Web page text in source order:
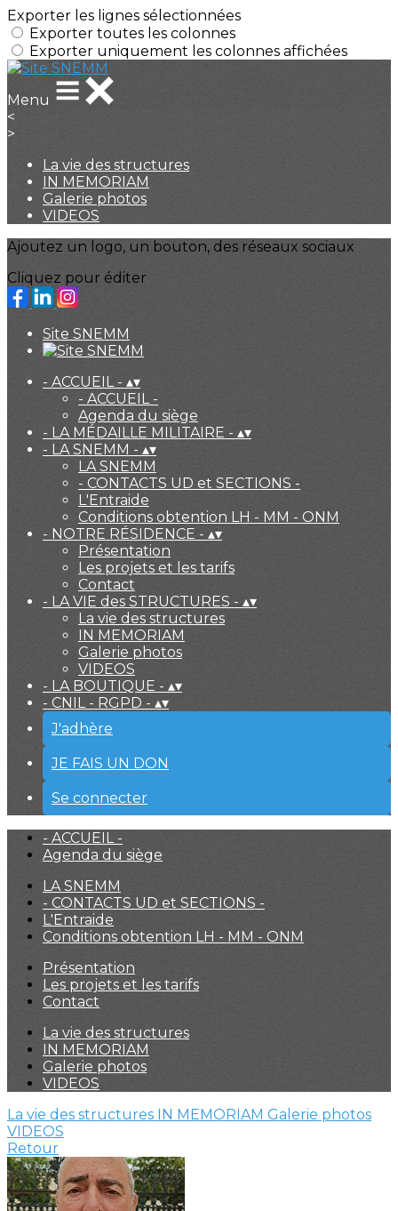
Exporter les lignes sélectionnées
Exporter toutes les colonnes
Exporter uniquement les colonnes affichées
Menu
<
>
La vie des structures
IN MEMORIAM
Galerie photos
VIDEOS
Ajoutez un logo, un bouton, des réseaux sociaux
Cliquez pour éditer
Site SNEMM
- ACCUEIL - ▴▾
- ACCUEIL -
Agenda du siège
- LA MÉDAILLE MILITAIRE - ▴▾
- LA SNEMM - ▴▾
LA SNEMM
- CONTACTS UD et SECTIONS -
L'Entraide
Conditions obtention LH - MM - ONM
- NOTRE RÉSIDENCE - ▴▾
Présentation
Les projets et les tarifs
Contact
- LA VIE des STRUCTURES - ▴▾
La vie des structures
IN MEMORIAM
Galerie photos
VIDEOS
- LA BOUTIQUE - ▴▾
- CNIL - RGPD - ▴▾
J'adhère
JE FAIS UN DON
Se connecter
- ACCUEIL -
Agenda du siège
LA SNEMM
- CONTACTS UD et SECTIONS -
L'Entraide
Conditions obtention LH - MM - ONM
Présentation
Les projets et les tarifs
Contact
La vie des structures
IN MEMORIAM
Galerie photos
VIDEOS
La vie des structures IN MEMORIAM Galerie photos
VIDEOS
Retour